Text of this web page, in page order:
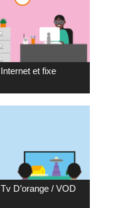
Internet et fixe
Tv D’orange / VOD